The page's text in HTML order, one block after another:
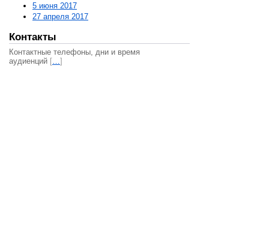
5 июня 2017
27 апреля 2017
Контакты
Контактные телефоны, дни и время
аудиенций […]